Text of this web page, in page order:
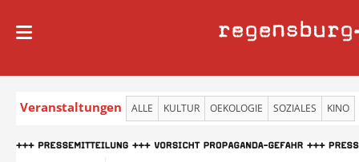
regensburg
Veranstaltungen ALLE KULTUR OEKOLOGIE SOZIALES KINO